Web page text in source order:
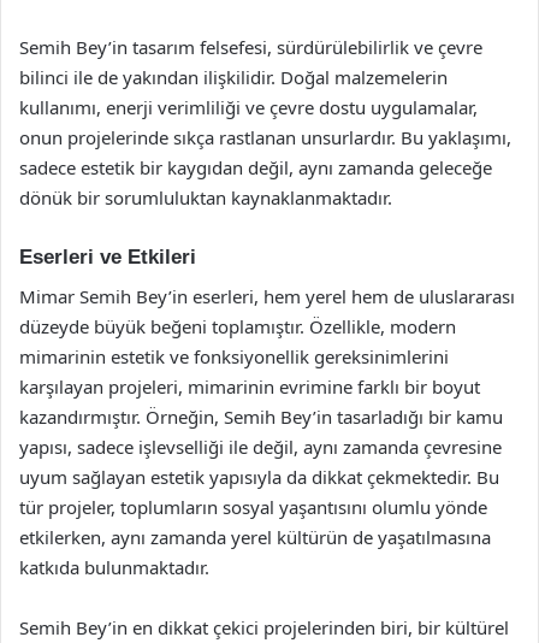
Semih Bey’in tasarım felsefesi, sürdürülebilirlik ve çevre
bilinci ile de yakından ilişkilidir. Doğal malzemelerin
kullanımı, enerji verimliliği ve çevre dostu uygulamalar,
onun projelerinde sıkça rastlanan unsurlardır. Bu yaklaşımı,
sadece estetik bir kaygıdan değil, aynı zamanda geleceğe
dönük bir sorumluluktan kaynaklanmaktadır.
Eserleri ve Etkileri
Mimar Semih Bey’in eserleri, hem yerel hem de uluslararası
düzeyde büyük beğeni toplamıştır. Özellikle, modern
mimarinin estetik ve fonksiyonellik gereksinimlerini
karşılayan projeleri, mimarinin evrimine farklı bir boyut
kazandırmıştır. Örneğin, Semih Bey’in tasarladığı bir kamu
yapısı, sadece işlevselliği ile değil, aynı zamanda çevresine
uyum sağlayan estetik yapısıyla da dikkat çekmektedir. Bu
tür projeler, toplumların sosyal yaşantısını olumlu yönde
etkilerken, aynı zamanda yerel kültürün de yaşatılmasına
katkıda bulunmaktadır.
Semih Bey’in en dikkat çekici projelerinden biri, bir kültürel